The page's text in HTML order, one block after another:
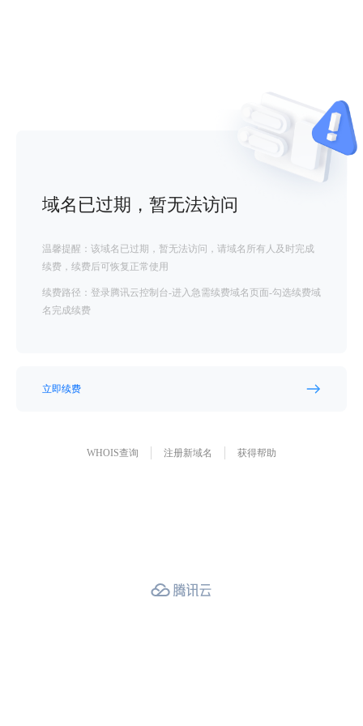
域名已过期，暂无法访问
温馨提醒：该域名已过期，暂无法访问，请域名所有人及时完成
续费，续费后可恢复正常使用
续费路径：登录腾讯云控制台-进入急需续费域名页面-勾选续费域
名完成续费
立即续费
WHOIS查询 注册新域名 获得帮助